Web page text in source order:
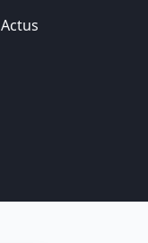
Actus